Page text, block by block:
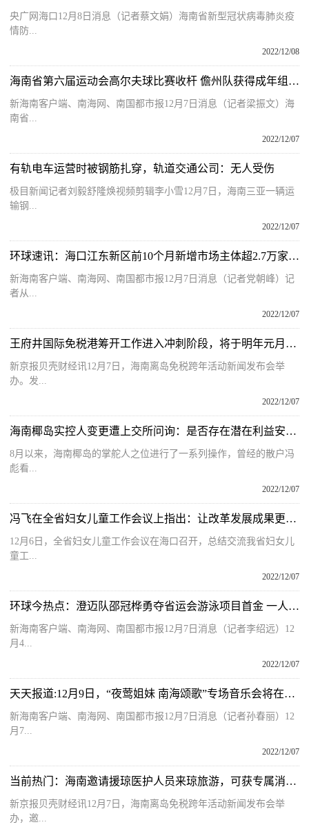
央广网海口12月8日消息（记者蔡文娟）海南省新型冠状病毒肺炎疫
情防...
2022/12/08
海南省第六届运动会高尔夫球比赛收杆 儋州队获得成年组男子团体冠军
新海南客户端、南海网、南国都市报12月7日消息（记者梁振文）海
南省...
2022/12/07
有轨电车运营时被钢筋扎穿，轨道交通公司：无人受伤
极目新闻记者刘毅舒隆焕视频剪辑李小雪12月7日，海南三亚一辆运
输钢...
2022/12/07
环球速讯：海口江东新区前10个月新增市场主体超2.7万家，同比增长106％
新海南客户端、南海网、南国都市报12月7日消息（记者党朝峰）记
者从...
2022/12/07
王府井国际免税港筹开工作进入冲刺阶段，将于明年元月开业
新京报贝壳财经讯12月7日，海南离岛免税跨年活动新闻发布会举
办。发...
2022/12/07
海南椰岛实控人变更遭上交所问询：是否存在潜在利益安排或抽屉协议
8月以来，海南椰岛的掌舵人之位进行了一系列操作，曾经的散户冯
彪看...
2022/12/07
冯飞在全省妇女儿童工作会议上指出：让改革发展成果更多更公平地惠及妇女儿童
12月6日，全省妇女儿童工作会议在海口召开，总结交流我省妇女儿
童工...
2022/12/07
环球今热点：澄迈队邵冠桦勇夺省运会游泳项目首金 一人豪揽四枚金牌
新海南客户端、南海网、南国都市报12月7日消息（记者李绍远）12
月4...
2022/12/07
天天报道:12月9日，“夜莺姐妹 南海颂歌”专场音乐会将在海口上演
新海南客户端、南海网、南国都市报12月7日消息（记者孙春丽）12
月7...
2022/12/07
当前热门：海南邀请援琼医护人员来琼旅游，可获专属消费券
新京报贝壳财经讯12月7日，海南离岛免税跨年活动新闻发布会举
办，邀...